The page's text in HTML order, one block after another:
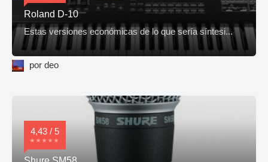
Roland D-10
Estas versiones económicas de lo que sería síntesi...
por deo
4,43 / 5